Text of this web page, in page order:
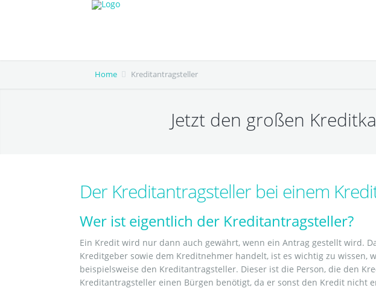
Home Kreditantragsteller
Jetzt den großen
Der Kreditantragsteller bei einem
Wer ist eigentlich der Kreditantragsteller?
Ein Kredit wird nur dann auch gewährt, wenn ein Antrag gestellt wird.
Kreditgeber sowie dem Kreditnehmer handelt, ist es wichtig zu
beispielsweise den Kreditantragsteller. Dieser ist die Person, die den
Kreditantragsteller einen Bürgen benötigt, da er sonst den Kredit